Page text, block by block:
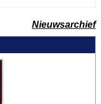
Nieuwsarchief